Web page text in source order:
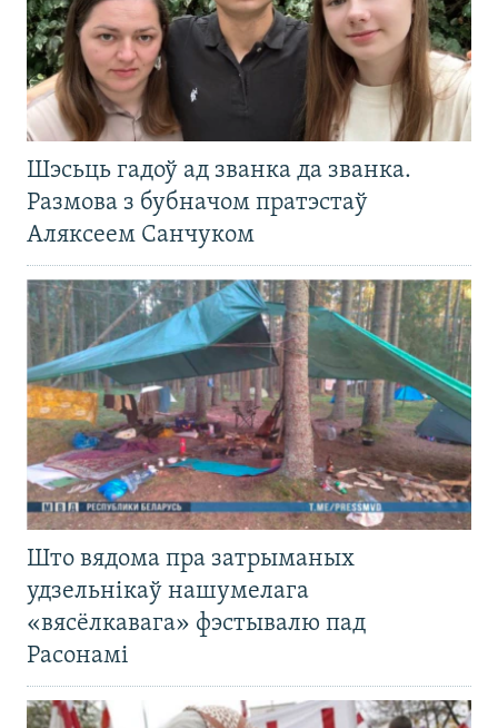
Шэсьць гадоў ад званка да званка.
Размова з бубначом пратэстаў
Аляксеем Санчуком
Што вядома пра затрыманых
удзельнікаў нашумелага
«вясёлкавага» фэстывалю пад
Расонамі